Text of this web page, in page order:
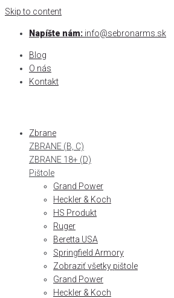
Skip to content
Napíšte nám: info@sebronarms.sk
Blog
O nás
Kontakt
Zbrane
ZBRANE (B, C)
ZBRANE 18+ (D)
Pištole
Grand Power
Heckler & Koch
HS Produkt
Ruger
Beretta USA
Springfield Armory
Zobraziť všetky pištole
Grand Power
Heckler & Koch